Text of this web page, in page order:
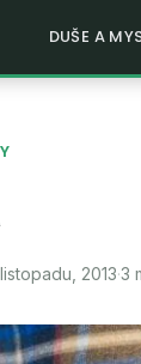
DUŠE A
2013·3